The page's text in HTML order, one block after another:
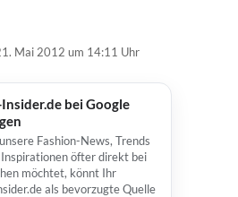
Mai 2012 um 14:11 Uhr
bei Google
Fashion-News, Trends
öfter direkt bei
möchtet, könnt Ihr
als bevorzugte Quelle